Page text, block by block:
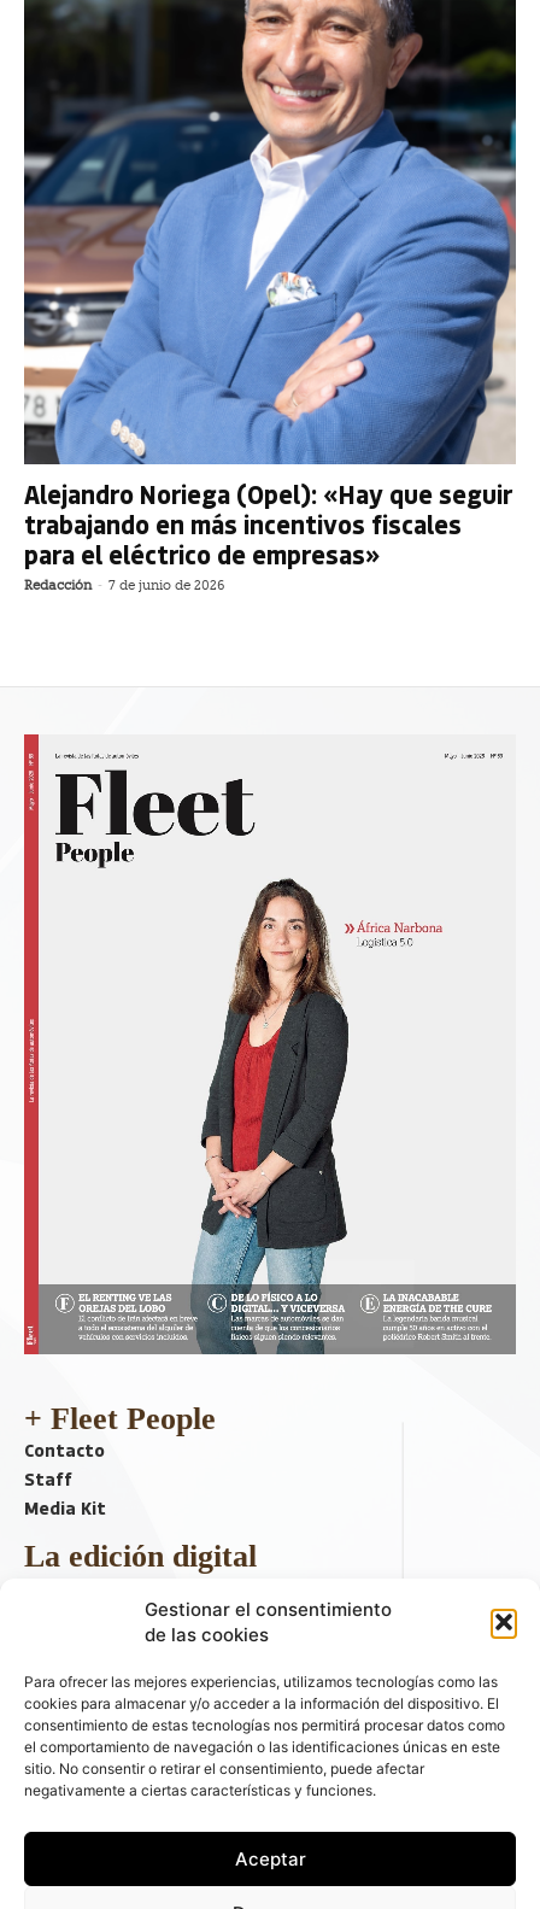
Gestionar el consentimiento
de las cookies
Para ofrecer las mejores experiencias, utilizamos tecnologías como las
cookies para almacenar y/o acceder a la información del dispositivo. El
consentimiento de estas tecnologías nos permitirá procesar datos como
el comportamiento de navegación o las identificaciones únicas en este
sitio. No consentir o retirar el consentimiento, puede afectar
negativamente a ciertas características y funciones.
Aceptar
Alejandro Noriega (Opel): «Hay que seguir
trabajando en más incentivos fiscales
para el eléctrico de empresas»
Redacción - 7 de junio de 2026
+ Fleet People
Contacto
Staff
Media Kit
La edición digital
Descargar último ejemplar
ir a hemeroteca
+ Contenido en redes sociales